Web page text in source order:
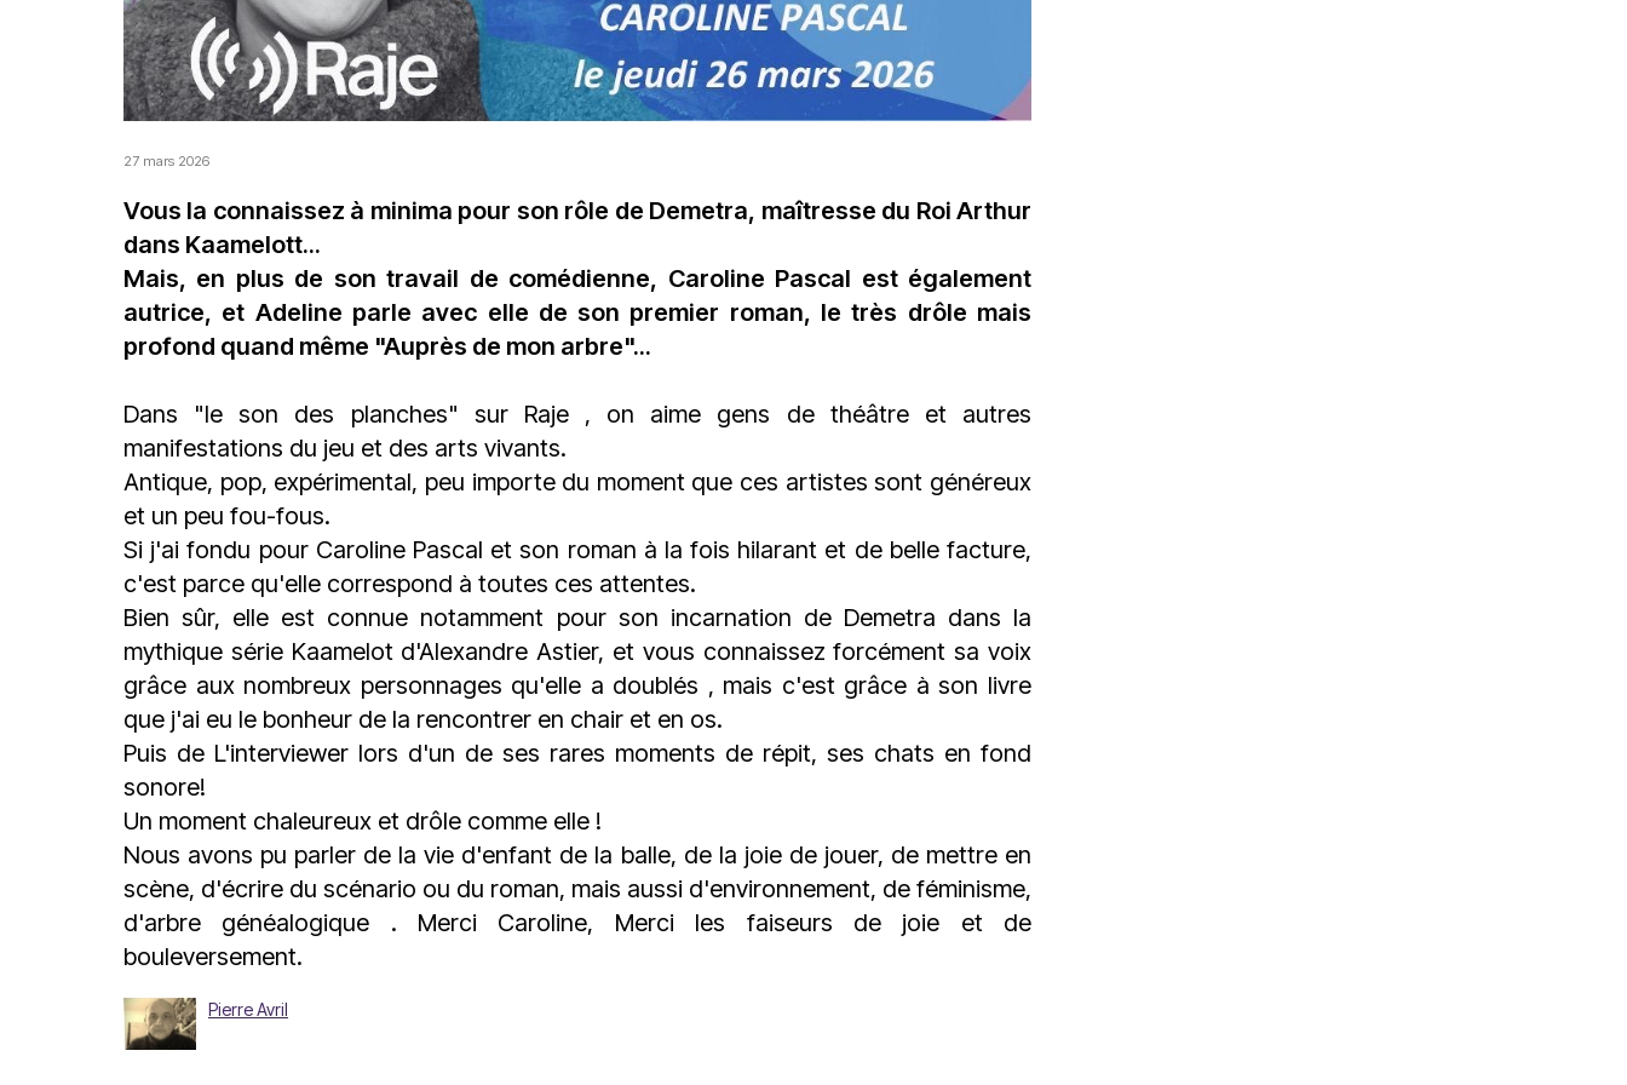
27 mars 2026
Vous la connaissez à minima pour son rôle de Demetra, maîtresse du Roi Arthur
dans Kaamelott...
Mais, en plus de son travail de comédienne, Caroline Pascal est également
autrice, et Adeline parle avec elle de son premier roman, le très drôle mais
profond quand même "Auprès de mon arbre"...
Dans "le son des planches" sur Raje, on aime gens de théâtre et autres
manifestations du jeu et des arts vivants.
Antique, pop, expérimental, peu importe du moment que ces artistes sont généreux
et un peu fou-fous.
Si j'ai fondu pour Caroline Pascal et son roman à la fois hilarant et de belle facture,
c'est parce qu'elle correspond à toutes ces attentes.
Bien sûr, elle est connue notamment pour son incarnation de Demetra dans la
mythique série Kaamelot d'Alexandre Astier, et vous connaissez forcément sa voix
grâce aux nombreux personnages qu'elle a doublés , mais c'est grâce à son livre
que j'ai eu le bonheur de la rencontrer en chair et en os.
Puis de L'interviewer lors d'un de ses rares moments de répit, ses chats en fond
sonore!
Un moment chaleureux et drôle comme elle !
Nous avons pu parler de la vie d'enfant de la balle, de la joie de jouer, de mettre en
scène, d'écrire du scénario ou du roman, mais aussi d'environnement, de féminisme,
d'arbre généalogique . Merci Caroline, Merci les faiseurs de joie et de
bouleversement.
Pierre Avril